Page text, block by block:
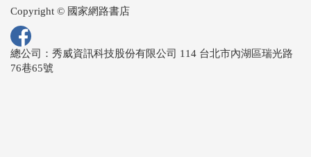
Copyright © 國家網路書店
總公司：秀威資訊科技股份有限公司 114 台北市內湖區瑞光路
76巷65號